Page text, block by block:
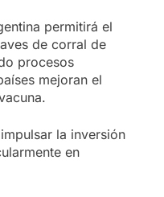
permitirá el
de corral de
procesos
mejoran el
la inversión
en